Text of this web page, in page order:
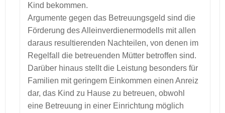
Kind bekommen.
Argumente gegen das Betreuungsgeld sind die
Förderung des Alleinverdienermodells mit allen
daraus resultierenden Nachteilen, von denen im
Regelfall die betreuenden Mütter betroffen sind.
Darüber hinaus stellt die Leistung besonders für
Familien mit geringem Einkommen einen Anreiz
dar, das Kind zu Hause zu betreuen, obwohl
eine Betreuung in einer Einrichtung möglich